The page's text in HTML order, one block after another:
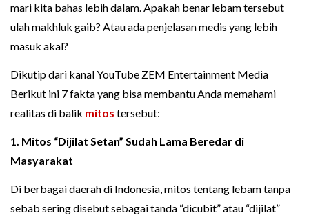
mari kita bahas lebih dalam. Apakah benar lebam tersebut
ulah makhluk gaib? Atau ada penjelasan medis yang lebih
masuk akal?
Dikutip dari kanal YouTube ZEM Entertainment Media
Berikut ini 7 fakta yang bisa membantu Anda memahami
realitas di balik mitos tersebut:
1. Mitos “Dijilat Setan” Sudah Lama Beredar di
Masyarakat
Di berbagai daerah di Indonesia, mitos tentang lebam tanpa
sebab sering disebut sebagai tanda “dicubit” atau “dijilat”